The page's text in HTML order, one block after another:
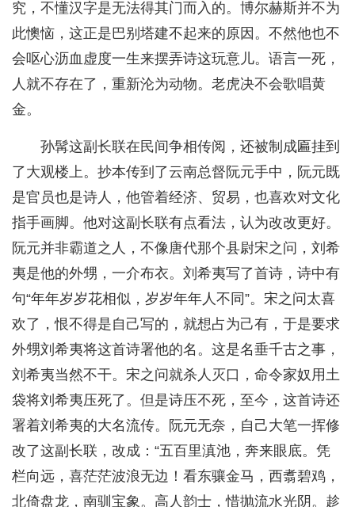
究，不懂汉字是无法得其门而入的。博尔赫斯并不为
此懊恼，这正是巴别塔建不起来的原因。不然他也不
会呕心沥血虚度一生来摆弄诗这玩意儿。语言一死，
人就不存在了，重新沦为动物。老虎决不会歌唱黄
金。
孙髯这副长联在民间争相传阅，还被制成匾挂到
了大观楼上。抄本传到了云南总督阮元手中，阮元既
是官员也是诗人，他管着经济、贸易，也喜欢对文化
指手画脚。他对这副长联有点看法，认为改改更好。
阮元并非霸道之人，不像唐代那个县尉宋之问，刘希
夷是他的外甥，一介布衣。刘希夷写了首诗，诗中有
句“年年岁岁花相似，岁岁年年人不同”。宋之问太喜
欢了，恨不得是自己写的，就想占为己有，于是要求
外甥刘希夷将这首诗署他的名。这是名垂千古之事，
刘希夷当然不干。宋之问就杀人灭口，命令家奴用土
袋将刘希夷压死了。但是诗压不死，至今，这首诗还
署着刘希夷的大名流传。阮元无奈，自己大笔一挥修
改了这副长联，改成：“五百里滇池，奔来眼底。凭
栏向远，喜茫茫波浪无边！看东骧金马，西翥碧鸡，
北倚盘龙，南驯宝象。高人韵士，惜抛流水光阴。趁